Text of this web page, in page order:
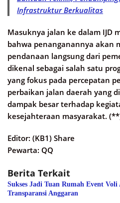
Infrastruktur Berkualitas
Masuknya jalan ke dalam IJD
bahwa penanganannya akan
pendanaan langsung dari
dikenal sebagai salah satu
yang fokus pada percepatan
perbaikan jalan daerah yang
dampak besar terhadap
kesejahteraan masyarakat.
Editor: (KB1) Share
Pewarta: QQ
Berita Terkait
Sukses Jadi Tuan Rumah Event
Transparansi Anggaran